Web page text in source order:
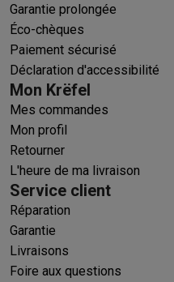
Garantie prolongée
Éco-chèques
Paiement sécurisé
Déclaration d'accessibilité
Mon Krëfel
Mes commandes
Mon profil
Retourner
L'heure de ma livraison
Service client
Réparation
Garantie
Livraisons
Foire aux questions